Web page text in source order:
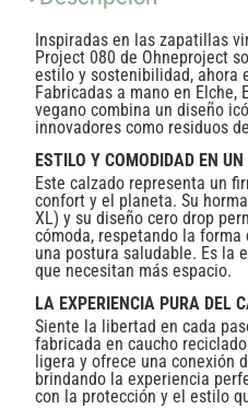
Inspiradas en las zapatillas
Project 080 de Ohneproject
estilo y sostenibilidad, ahora
Fabricadas a mano en Elche,
vegano combina un diseño
innovadores como residuos
ESTILO Y COMODIDAD EN
Este calzado representa un
confort y el planeta. Su
XL) y su diseño cero drop
cómoda, respetando la
una postura saludable. Es la
que necesitan más espacio.
LA EXPERIENCIA PURA DEL
Siente la libertad en cada
fabricada en caucho
ligera y ofrece una conexión
brindando la experiencia
con la protección y el estilo